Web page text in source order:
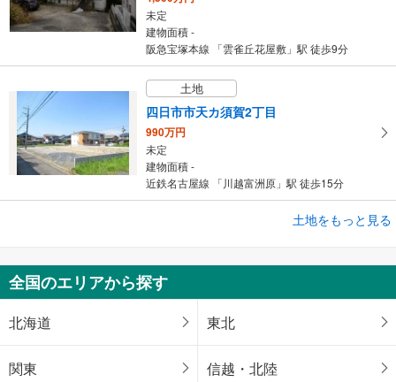
未定
建物面積 -
阪急宝塚本線 「雲雀丘花屋敷」駅 徒歩9分
土地
四日市市天カ須賀2丁目
990万円
未定
建物面積 -
近鉄名古屋線 「川越富洲原」駅 徒歩15分
2,080万円
未定
建物面積 -
京急本線 「上大岡」駅 徒歩11分
土地をもっと見る
全国のエリアから探す
北海道 東北
関東 信越・北陸